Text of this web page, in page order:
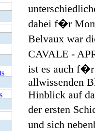
dabei f�r
Belvaux war
CAVALE -
ist es auch f�r
allwissenden
Hinblick auf
der ersten
und sich